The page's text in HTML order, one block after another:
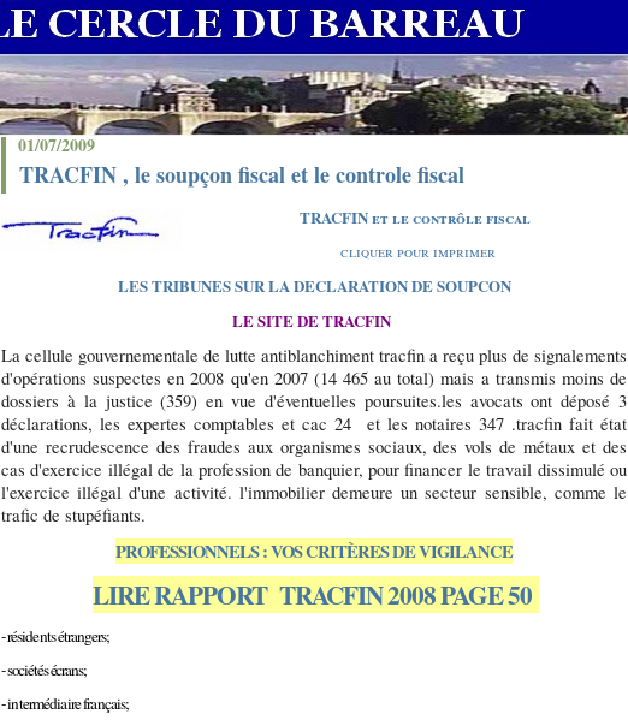
01/07/2009
TRACFIN , le soupçon fiscal et le controle fiscal
TRACFIN et le contrôle fiscal
cliquer pour imprimer
LES TRIBUNES SUR LA DECLARATION DE SOUPCON
LE SITE DE TRACFIN
La cellule gouvernementale de lutte antiblanchiment tracfin a reçu plus de signalements
d'opérations suspectes en 2008 qu'en 2007 (14 465 au total) mais a transmis moins de
dossiers à la justice (359) en vue d'éventuelles poursuites.les avocats ont déposé 3
déclarations, les expertes comptables et cac 24
et les notaires 347 .tracfin fait état
d'une recrudescence des fraudes aux organismes sociaux, des vols de métaux et des
cas d'exercice illégal de la profession de banquier, pour financer le travail dissimulé ou
l'exercice illégal d'une activité. l'immobilier demeure un secteur sensible, comme le
trafic de stupéfiants.
PROFESSIONNELS : VOS CRITÈRES DE VIGILANCE
LIRE RAPPORT TRACFIN 2008 PAGE 50
- résidents étrangers;
- sociétés écrans;
- intermédiaire français;